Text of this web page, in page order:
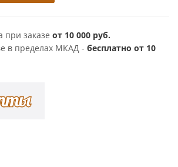
при заказе от 10 000 руб.
в пределах МКАД - бесплатно от 10